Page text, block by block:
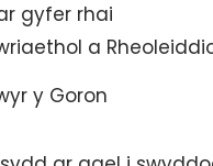
gyfer rhai
a
y Goron